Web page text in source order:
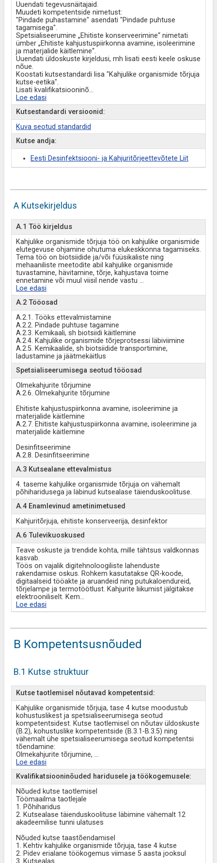
Uuendati tegevusnäitajaid.
Muudeti kompetentside nimetust:
"Pindade puhastamine" asendati "Pindade puhtuse
tagamisega".
Spetsialiseerumine „Ehitiste konserveerimine“ nimetati
ümber „Ehitiste kahjustuspiirkonna avamine, isoleerimine
ja materjalide käitlemine“.
Uuendati üldoskuste kirjeldusi, mh lisati eesti keele oskuse
nõue.
Koostati kutsestandardi lisa "Kahjulike organismide tõrjuja
kutse-eetika".
Lisati kvalifikatsiooninõ...
Loe edasi
Kutsestandardi versioonid:
Kuva seotud standardid
Kutse andja:
Eesti Desinfektsiooni- ja Kahjuritõrjeettevõtete Liit
A Kutsekirjeldus
A.1 Töö kirjeldus
Kahjulike organismide tõrjuja töö on kahjulike organismide
elutegevuse ohjamine ohutuma elukeskkonna tagamiseks.
Tema töö on biotsiidide ja/või füüsikaliste ning
mehaaniliste meetodite abil kahjulike organismide
tuvastamine, hävitamine, tõrje, kahjustava toime
ennetamine või muul viisil nende vastu ...
Loe edasi
A.2 Tööosad
A.2.1. Tööks ettevalmistamine
A.2.2. Pindade puhtuse tagamine
A.2.3. Kemikaali, sh biotsiidi käitlemine
A.2.4. Kahjulike organismide tõrjeprotsessi läbiviimine
A.2.5. Kemikaalide, sh biotsiidide transportimine,
ladustamine ja jäätmekäitlus
Spetsialiseerumisega seotud tööosad
Olmekahjurite tõrjumine
A.2.6. Olmekahjurite tõrjumine
Ehitiste kahjustuspiirkonna avamine, isoleerimine ja
materjalide käitlemine
A.2.7. Ehitiste kahjustuspiirkonna avamine, isoleerimine ja
materjalide käitlemine
Desinfitseerimine
A.2.8. Desinfitseerimine
A.3 Kutsealane ettevalmistus
4. taseme kahjulike organismide tõrjuja on vähemalt
põhiharidusega ja läbinud kutsealase täienduskoolituse.
A.4 Enamlevinud ametinimetused
Kahjuritõrjuja, ehitiste konserveerija, desinfektor
A.6 Tulevikuoskused
Teave oskuste ja trendide kohta, mille tähtsus valdkonnas
kasvab.
Töös on vajalik digitehnoloogiliste lahenduste
rakendamise oskus. Rohkem kasutatakse QR-koode,
digitaalseid tööakte ja aruandeid ning putukaloendureid,
tõrjelampe ja termotöötlust. Kahjurite liikumist jälgitakse
elektrooniliselt. Kem...
Loe edasi
B Kompetentsusnõuded
B.1 Kutse struktuur
Kutse taotlemisel nõutavad kompetentsid:
Kahjulike organismide tõrjuja, tase 4 kutse moodustub
kohustuslikest ja spetsialiseerumisega seotud
kompetentsidest. Kutse taotlemisel on nõutav üldoskuste
(B.2), kohustuslike kompetentside (B.3.1-B.3.5) ning
vähemalt ühe spetsialiseerumisega seotud kompetentsi
tõendamine:
Olmekahjurite tõrjumine, ...
Loe edasi
Kvalifikatsiooninõuded haridusele ja töökogemusele:
Nõuded kutse taotlemisel
Töömaailma taotlejale
1. Põhiharidus
2. Kutsealase täienduskoolituse läbimine vähemalt 12
akadeemilise tunni ulatuses
Nõuded kutse taastõendamisel
1. Kehtiv kahjulike organismide tõrjuja, tase 4 kutse
2. Pidev erialane töökogemus viimase 5 aasta jooksul
3. Kutsealas